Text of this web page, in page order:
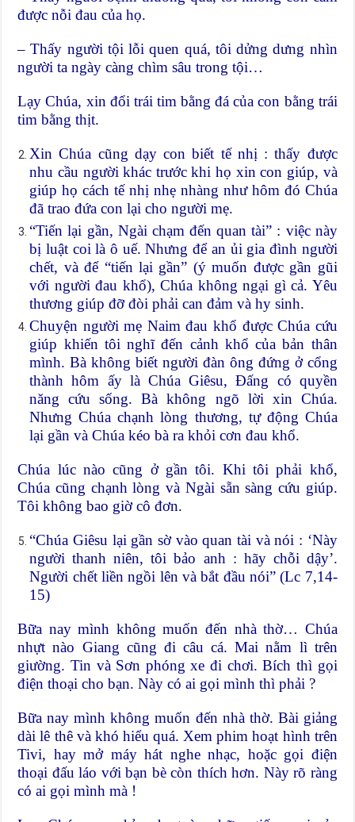
được nỗi đau của họ.
– Thấy người tội lỗi quen quá, tôi dửng dưng nhìn
người ta ngày càng chìm sâu trong tội…
Lạy Chúa, xin đổi trái tim bằng đá của con bằng trái
tim bằng thịt.
Xin Chúa cũng dạy con biết tế nhị : thấy được
nhu cầu người khác trước khi họ xin con giúp, và
giúp họ cách tế nhị nhẹ nhàng như hôm đó Chúa
đã trao đứa con lại cho người mẹ.
“Tiến lại gần, Ngài chạm đến quan tài” : việc này
bị luật coi là ô uế. Nhưng để an ủi gia đình người
chết, và để “tiến lại gần” (ý muốn được gần gũi
với người đau khổ), Chúa không ngại gì cả. Yêu
thương giúp đỡ đòi phải can đảm và hy sinh.
Chuyện người mẹ Naim đau khổ được Chúa cứu
giúp khiến tôi nghĩ đến cảnh khổ của bản thân
mình. Bà không biết người đàn ông đứng ở cổng
thành hôm ấy là Chúa Giêsu, Đấng có quyền
năng cứu sống. Bà không ngõ lời xin Chúa.
Nhưng Chúa chạnh lòng thương, tự động Chúa
lại gần và Chúa kéo bà ra khỏi cơn đau khổ.
Chúa lúc nào cũng ở gần tôi. Khi tôi phải khổ,
Chúa cũng chạnh lòng và Ngài sẵn sàng cứu giúp.
Tôi không bao giờ cô đơn.
“Chúa Giêsu lại gần sờ vào quan tài và nói : ‘Này
người thanh niên, tôi bảo anh : hãy chỗi dậy’.
Người chết liền ngồi lên và bắt đầu nói” (Lc 7,14-
15)
Bữa nay mình không muốn đến nhà thờ… Chúa
nhựt nào Giang cũng đi câu cá. Mai nằm lì trên
giường. Tin và Sơn phóng xe đi chơi. Bích thì gọi
điện thoại cho bạn. Này có ai gọi mình thì phải ?
Bữa nay mình không muốn đến nhà thờ. Bài giảng
dài lê thê và khó hiểu quá. Xem phim hoạt hình trên
Tivi, hay mở máy hát nghe nhạc, hoặc gọi điện
thoại đấu láo với bạn bè còn thích hơn. Này rõ ràng
có ai gọi mình mà !